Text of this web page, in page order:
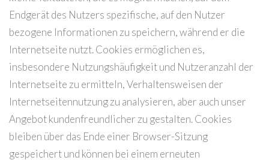
Endgerät des Nutzers spezifische, auf den Nutzer
bezogene Informationen zu speichern, während er die
Internetseite nutzt. Cookies ermöglichen es,
insbesondere Nutzungshäufigkeit und Nutzeranzahl der
Internetseite zu ermitteln, Verhaltensweisen der
Internetseitennutzung zu analysieren, aber auch unser
Angebot kundenfreundlicher zu gestalten. Cookies
bleiben über das Ende einer Browser-Sitzung
gespeichert und können bei einem erneuten